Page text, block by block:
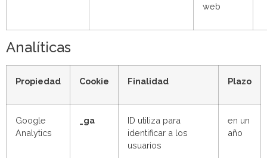
web
Analíticas
Propiedad Cookie Finalidad Plazo
Google
Analytics
_ga
ID utiliza para
identificar a los
usuarios
en un
año